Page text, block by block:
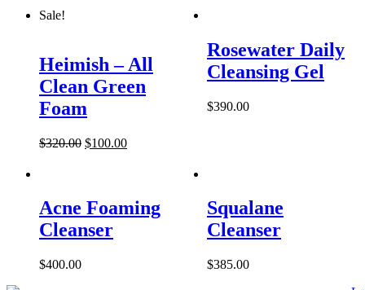
Sale!
Heimish – All
Clean Green
Foam
$320.00 $100.00
Rosewater Daily
Cleansing Gel
$390.00
Acne Foaming
Cleanser
$400.00
Squalane
Cleanser
$385.00